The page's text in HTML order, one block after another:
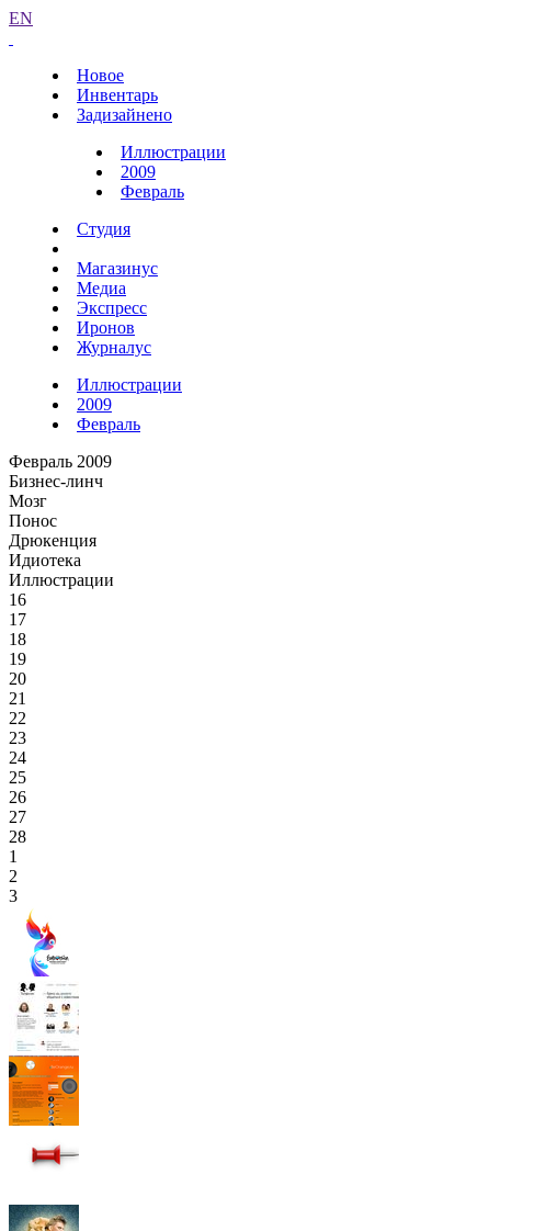
EN
Новое
Инвентарь
Задизайнено
Иллюстрации
2009
Февраль
Студия
Магазинус
Медиа
Экспресс
Иронов
Журналус
Иллюстрации
2009
Февраль
Февраль 2009
Бизнес-линч
Мозг
Понос
Дрюкенция
Идиотека
Иллюстрации
16
17
18
19
20
21
22
23
24
25
26
27
28
1
2
3